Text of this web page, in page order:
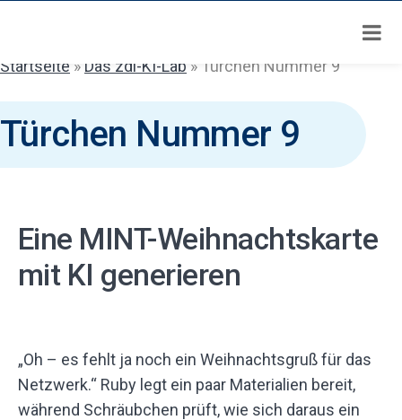
springen
Startseite » Das zdi-KI-Lab » Türchen Nummer 9
Türchen Nummer 9
Eine MINT-Weihnachtskarte
mit KI generieren
„Oh – es fehlt ja noch ein Weihnachtsgruß für das
Netzwerk.“ Ruby legt ein paar Materialien bereit,
während Schräubchen prüft, wie sich daraus ein